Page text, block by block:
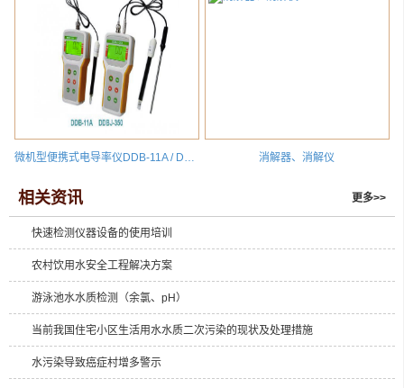
微机型便携式电导率仪DDB-11A / DDBJ-350 消解器、消解仪
相关资讯 更多>>
快速检测仪器设备的使用培训
农村饮用水安全工程解决方案
游泳池水水质检测（余氯、pH）
当前我国住宅小区生活用水水质二次污染的现状及处理措施
水污染导致癌症村增多警示